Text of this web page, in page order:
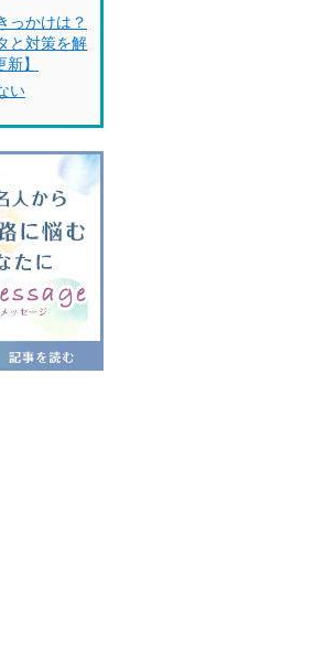
っかけは？
と対策を解
】
い